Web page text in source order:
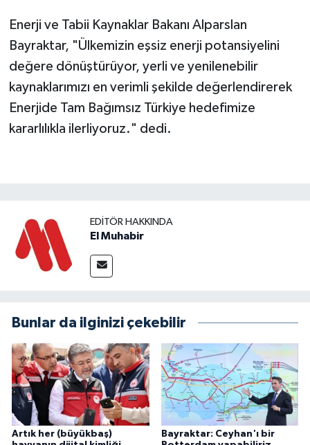
Enerji ve Tabii Kaynaklar Bakanı Alparslan
Bayraktar, "Ülkemizin eşsiz enerji potansiyelini
değere dönüştürüyor, yerli ve yenilenebilir
kaynaklarımızı en verimli şekilde değerlendirerek
Enerjide Tam Bağımsız Türkiye hedefimize
kararlılıkla ilerliyoruz." dedi.
EDITÖR HAKKINDA
El Muhabir
Bunlar da ilginizi çekebilir
Artık her (büyükbaş)
Bayraktar: Ceyhan'ı bir